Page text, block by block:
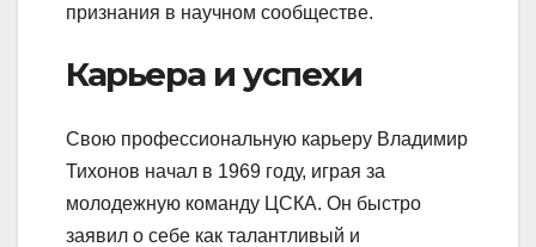
признания в научном сообществе.
Карьера и успехи
Свою профессиональную карьеру Владимир
Тихонов начал в 1969 году, играя за
молодежную команду ЦСКА. Он быстро
заявил о себе как талантливый и